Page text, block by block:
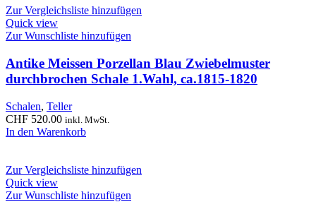
Zur Vergleichsliste hinzufügen
Quick view
Zur Wunschliste hinzufügen
Antike Meissen Porzellan Blau Zwiebelmuster
durchbrochen Schale 1.Wahl, ca.1815-1820
Schalen, Teller
CHF 520.00 inkl. MwSt.
In den Warenkorb
Zur Vergleichsliste hinzufügen
Quick view
Zur Wunschliste hinzufügen